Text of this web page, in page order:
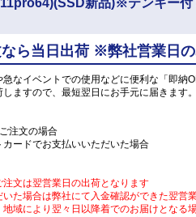
新品)※テンキー
ら当日出荷 ※弊社営業日
なイベントでの使用などに便利な「即納
ますので、最短翌日にお手元に届きます。
注文の場合
カードでお支払いいただいた場合
文は翌営業日の出荷となります
た場合は弊社にて入金確認ができた翌営
域により翌々日以降着でのお届けとなる